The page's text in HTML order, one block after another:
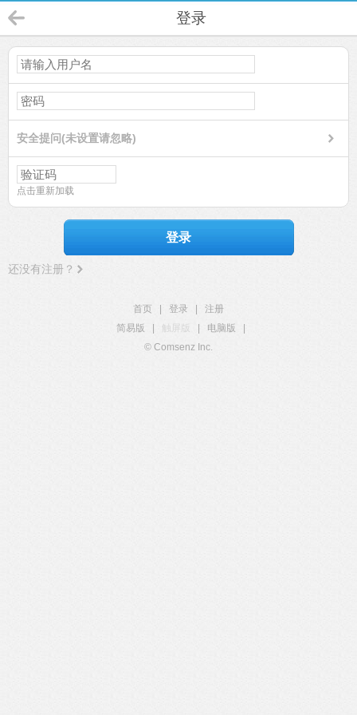
登录
安全提问(未设置请忽略)
点击重新加载
登录
还没有注册？
首页 登录
注册
简易版
触屏版 电脑版
© Comsenz Inc.